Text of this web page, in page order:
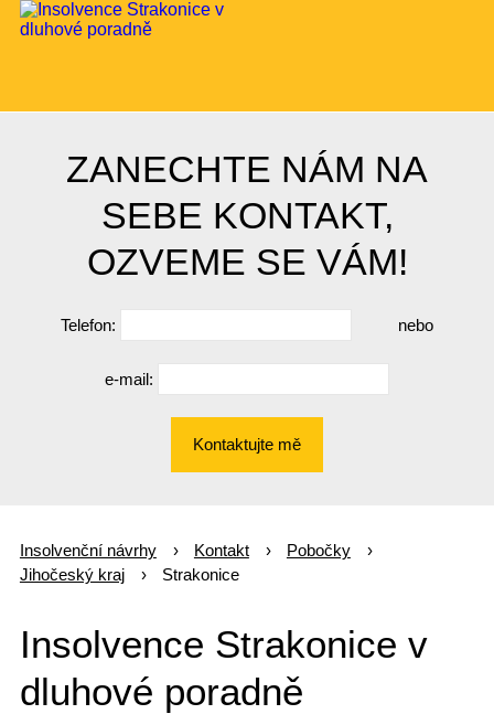
ZANECHTE NÁM NA
SEBE KONTAKT,
OZVEME SE VÁM!
Telefon: nebo
e-mail:
Kontaktujte mě
Insolvenční návrhy Kontakt
Pobočky
Jihočeský kraj
Strakonice
Insolvence Strakonice v
dluhové poradně